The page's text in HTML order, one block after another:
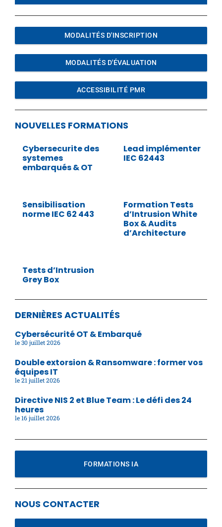
MODALITÉS D'INSCRIPTION
MODALITÉS D'ÉVALUATION
ACCESSIBILITÉ PMR
NOUVELLES FORMATIONS
Cybersecurite des
systemes
embarqués & OT
Lead implémenter
IEC 62443
Sensibilisation
norme IEC 62 443
Formation Tests
d’Intrusion White
Box & Audits
d’Architecture
Tests d’Intrusion
Grey Box
DERNIÈRES ACTUALITÉS
Cybersécurité OT & Embarqué
30 juillet 2026
Double extorsion & Ransomware : former vos
équipes IT
21 juillet 2026
Directive NIS 2 et Blue Team : Le défi des 24
heures
16 juillet 2026
FORMATIONS IA
NOUS CONTACTER